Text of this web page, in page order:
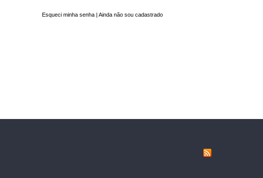
Esqueci minha senha | Ainda não sou cadastrado